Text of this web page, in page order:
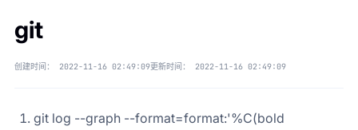
git
创建时间： 2022-11-16 02:49:09更新时间： 2022-11-16 02:49:09
git log --graph --format=format:'%C(bold